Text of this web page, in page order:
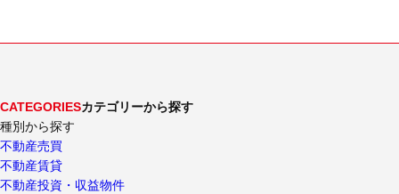
CATEGORIESカテゴリーから探す
種別から探す
不動産売買
不動産賃貸
不動産投資・収益物件